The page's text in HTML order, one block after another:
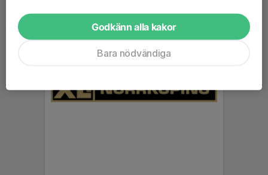
Godkänn alla kakor
Bara nödvändiga